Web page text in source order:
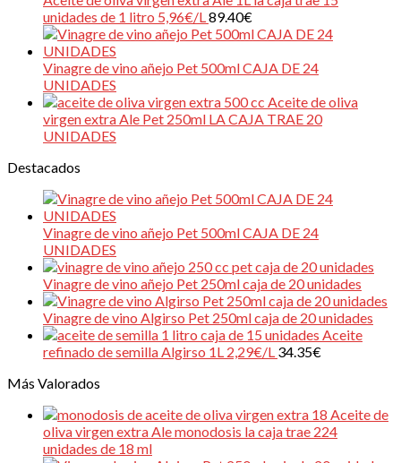
unidades de 1 litro 5,96€/L89.40€
Vinagre de vino añejo Pet 500ml CAJA DE 24
UNIDADES
Aceite de oliva
virgen extra Ale Pet 250ml LA CAJA TRAE 20
UNIDADES
Destacados
Vinagre de vino añejo Pet 500ml CAJA DE 24
UNIDADES
Vinagre de vino añejo Pet 250ml caja de 20 unidades
Vinagre de vino Algirso Pet 250ml caja de 20 unidades
Aceite
refinado de semilla Algirso 1L 2,29€/L 34.35€
Más Valorados
Aceite de
oliva virgen extra Ale monodosis la caja trae 224
unidades de 18 ml